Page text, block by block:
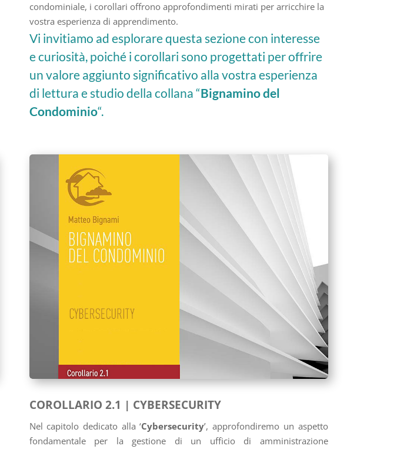
condominiale, i corollari offrono approfondimenti mirati per arricchire la
vostra esperienza di apprendimento.
Vi invitiamo ad esplorare questa sezione con interesse
e curiosità, poiché i corollari sono progettati per offrire
un valore aggiunto significativo alla vostra esperienza
di lettura e studio della collana “Bignamino del
Condominio“.
COROLLARIO 2.1 | CYBERSECURITY
Nel capitolo dedicato alla ‘Cybersecurity’, approfondiremo un aspetto
fondamentale per la gestione di un ufficio di amministrazione